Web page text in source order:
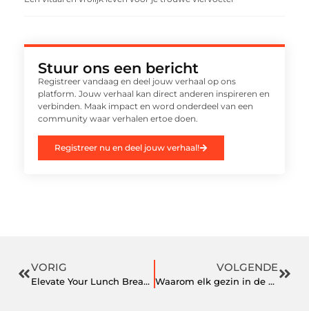
Stuur ons een bericht
Registreer vandaag en deel jouw verhaal op ons
platform. Jouw verhaal kan direct anderen inspireren en
verbinden. Maak impact en word onderdeel van een
community waar verhalen ertoe doen.
Registreer nu en deel jouw verhaal!
VORIG
Elevate Your Lunch Break: Heerlijke Rotterdamse Kantoor Lunch Ideeën
VOLGENDE
Waarom elk gezin in de winter een sneeuwruimer nodig heeft